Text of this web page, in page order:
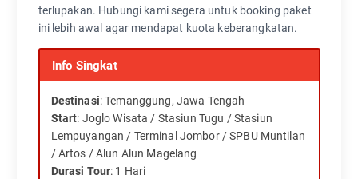
terlupakan. Hubungi kami segera untuk booking paket
ini lebih awal agar mendapat kuota keberangkatan.
Info Singkat
Destinasi: Temanggung, Jawa Tengah
Start: Joglo Wisata / Stasiun Tugu / Stasiun
Lempuyangan / Terminal Jombor / SPBU Muntilan
/ Artos / Alun Alun Magelang
Durasi Tour: 1 Hari